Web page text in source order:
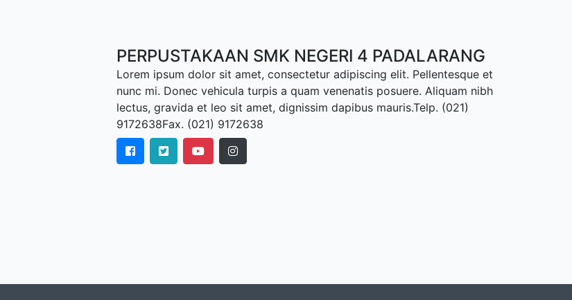
PERPUSTAKAAN SMK NEGERI 4 PADALARANG
Lorem ipsum dolor sit amet, consectetur adipiscing elit. Pellentesque et
nunc mi. Donec vehicula turpis a quam venenatis posuere. Aliquam nibh
lectus, gravida et leo sit amet, dignissim dapibus mauris.Telp. (021)
9172638Fax. (021) 9172638